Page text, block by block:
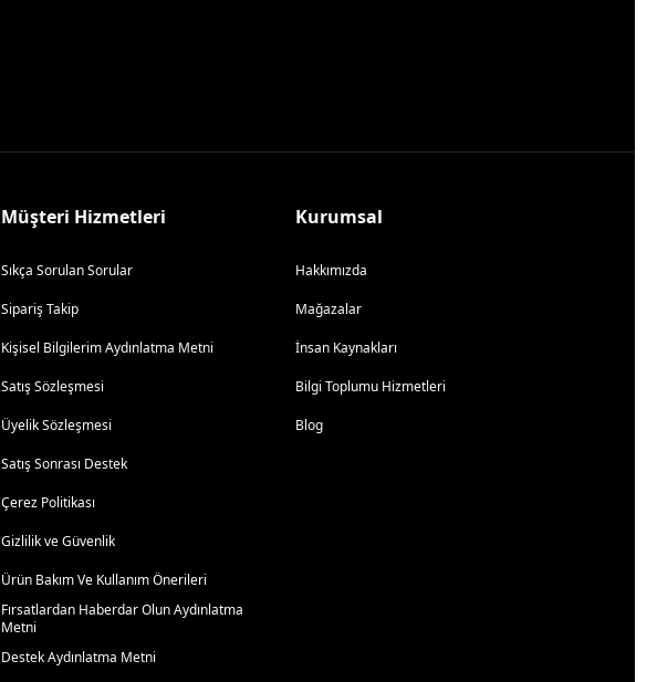
Müşteri Hizmetleri
Sıkça Sorulan Sorular
Sipariş Takip
Kişisel Bilgilerim Aydınlatma Metni
Satış Sözleşmesi
Üyelik Sözleşmesi
Satış Sonrası Destek
Çerez Politikası
Gizlilik ve Güvenlik
Ürün Bakım Ve Kullanım Önerileri
Fırsatlardan Haberdar Olun Aydınlatma
Metni
Destek Aydınlatma Metni
Kurumsal
Hakkımızda
Mağazalar
İnsan Kaynakları
Bilgi Toplumu Hizmetleri
Blog